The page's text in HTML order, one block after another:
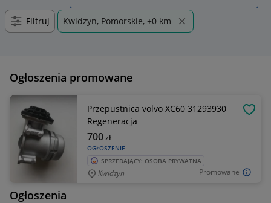
Filtruj Kwidzyn, Pomorskie, +0 km
Ogłoszenia promowane
Promowane
Przepustnica volvo XC60 31293930
Regeneracja
OGŁOSZENIE
700zł
SPRZEDAJĄCY: OSOBA PRYWATNA
Kwidzyn
Ogłoszenia